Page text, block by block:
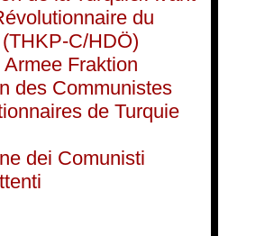
du
C/HDÖ)
Armee Fraktion
des Communistes
de Turquie
dei Comunisti